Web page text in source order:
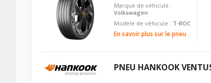
Marque de véhicule :
Volkswagen
Modèle de véhicule : T-ROC
En savoir plus sur le pneu
PNEU HANKOOK